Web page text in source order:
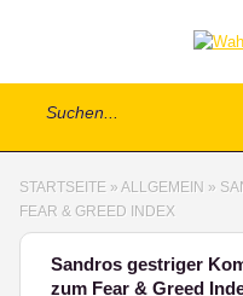
STARTSEITE » ALLGEMEIN »
FEAR & GREED INDEX
Sandros gestriger
zum Fear & Greed